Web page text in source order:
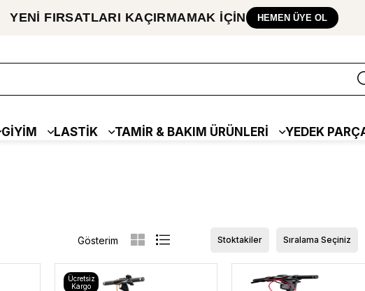
YENİ FIRSATLARI KAÇIRMAMAK İÇİN HEMEN ÜYE OL
GİYİM LASTİK TAMİR & BAKIM ÜRÜNLERİ YEDEK
Sıralama Seçiniz
Stoktakiler
Ücretsiz
Kargo